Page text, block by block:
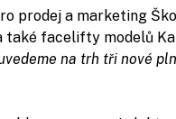
prodej a marketing
také facelifty modelů
na trh tři nové